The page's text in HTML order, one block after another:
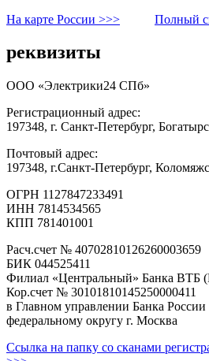
На карте России >>>
Полный
реквизиты
ООО «Электрики24 СПб»
Регистрационный адрес:
197348, г. Санкт-Петербург,
Почтовый адрес:
197348, г.Санкт-Петербург,
ОГРН 1127847233491
ИНН 7814534565
КПП 781401001
Расч.счет № 40702810126260003659
БИК 044525411
Филиал «Центральный» Банка ВТБ
Кор.счет № 30101810145250000411
в Главном управлении Банка
федеральному округу г. Москва
Ссылка на папку со сканами